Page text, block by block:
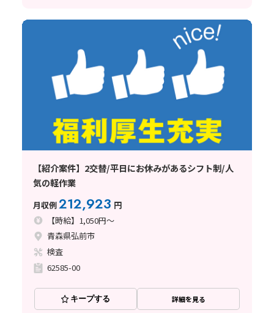
【紹介案件】2交替/平日にお休みがあるシフト制/人
気の軽作業
月収例212,923 円
【時給】1,050円～
青森県弘前市
検査
62585-00
キープする 詳細を見る